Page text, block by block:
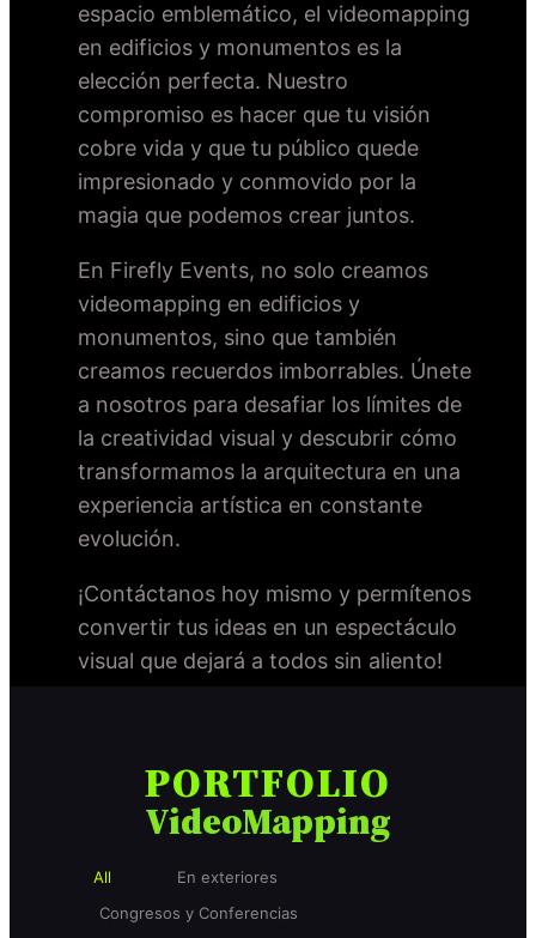
espacio emblemático, el videomapping
en edificios y monumentos es la
elección perfecta. Nuestro
compromiso es hacer que tu visión
cobre vida y que tu público quede
impresionado y conmovido por la
magia que podemos crear juntos.
En Firefly Events, no solo creamos
videomapping en edificios y
monumentos, sino que también
creamos recuerdos imborrables. Únete
a nosotros para desafiar los límites de
la creatividad visual y descubrir cómo
transformamos la arquitectura en una
experiencia artística en constante
evolución.
¡Contáctanos hoy mismo y permítenos
convertir tus ideas en un espectáculo
visual que dejará a todos sin aliento!
PORTFOLIO
VideoMapping
All
En exteriores
Congresos y Conferencias